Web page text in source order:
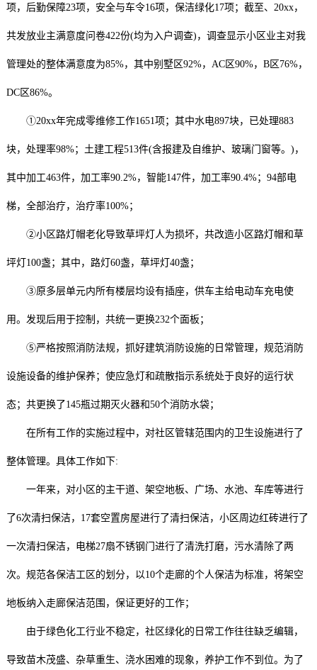
项，后勤保障23项，安全与车令16项，保洁绿化17项；截至、20xx，
共发放业主满意度问卷422份(均为入户调查)，调查显示小区业主对我
管理处的整体满意度为85%，其中别墅区92%，AC区90%，B区76%，
DC区86%。
①20xx年完成零维修工作1651项；其中水电897块，已处理883
块，处理率98%；土建工程513件(含报建及自维护、玻璃门窗等。)，
其中加工463件，加工率90.2%，智能147件，加工率90.4%；94部电
梯，全部治疗，治疗率100%；
②小区路灯帽老化导致草坪灯人为损坏，共改造小区路灯帽和草
坪灯100盏；其中，路灯60盏，草坪灯40盏；
③原多层单元内所有楼层均设有插座，供车主给电动车充电使
用。发现后用于控制，共统一更换232个面板；
⑤严格按照消防法规，抓好建筑消防设施的日常管理，规范消防
设施设备的维护保养；使应急灯和疏散指示系统处于良好的运行状
态；共更换了145瓶过期灭火器和50个消防水袋；
在所有工作的实施过程中，对社区管辖范围内的卫生设施进行了
整体管理。具体工作如下:
一年来，对小区的主干道、架空地板、广场、水池、车库等进行
了6次清扫保洁，17套空置房屋进行了清扫保洁，小区周边红砖进行了
一次清扫保洁，电梯27扇不锈钢门进行了清洗打磨，污水清除了两
次。规范各保洁工区的划分，以10个走廊的个人保洁为标准，将架空
地板纳入走廊保洁范围，保证更好的工作；
由于绿色化工行业不稳定，社区绿化的日常工作往往缺乏编辑，
导致苗木茂盛、杂草重生、浇水困难的现象，养护工作不到位。为了